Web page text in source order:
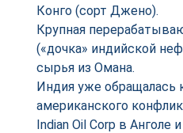
Конго (сорт Джено).
Крупная
(«дочка» индийской
сырья из Омана.
Индия уже обращалась
американского
Indian Oil Corp в